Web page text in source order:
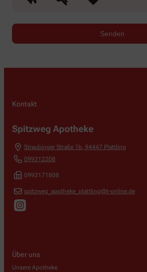
Kontakt
Spitzweg Apotheke
Straubinger Straße 1b, 94447 Plattling
099312208
0993171808
spitzweg_apotheke_plattling@t-online.de
Über uns
Unsere Apotheke